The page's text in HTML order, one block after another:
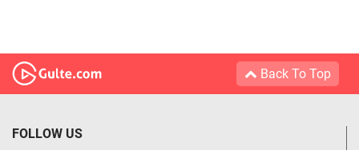
Back To Top
FOLLOW US